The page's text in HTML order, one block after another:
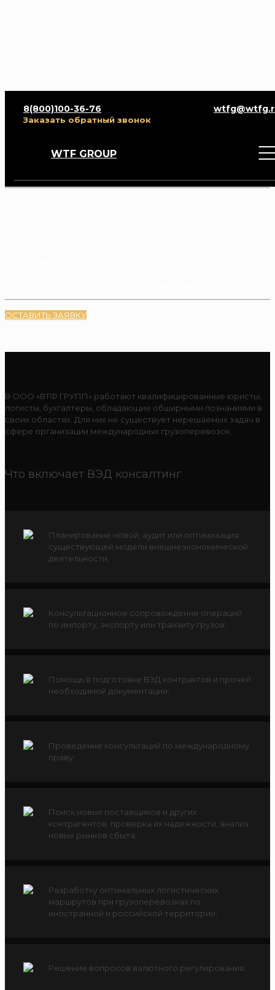
8(800)100-36-76
Заказать обратный звонок
WTF GROUP
ОСТАВИТЬ ЗАЯВКУ
В ООО «ВТФ ГРУПП» работают квалифицированные юристы,
логисты, бухгалтеры, обладающие обширными познаниями в
своих областях. Для них не существует нерешаемых задач в
сфере организации международных грузоперевозок.
Что включает ВЭД консалтинг
Планирование новой, аудит или оптимизация
существующей модели внешнеэкономической
деятельности;
Консультационное сопровождение операций
по импорту, экспорту или транзиту грузов;
Помощь в подготовке ВЭД контрактов и прочей
необходимой документации;
Проведение консультаций по международному
праву;
Поиск новых поставщиков и других
контрагентов, проверка их надежности, анализ
новых рынков сбыта;
Разработку оптимальных логистических
маршрутов при грузоперевозках по
иностранной и российской территории;
Решение вопросов валютного регулирования;